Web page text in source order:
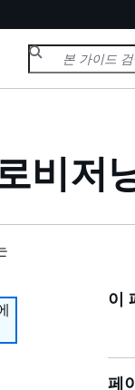
비저
이
페